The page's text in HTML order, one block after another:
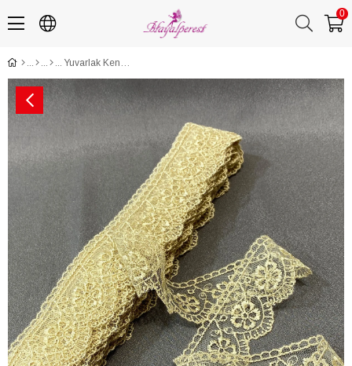
0
Yuvarlak Kenar Güpür Dantel Fisto 9 mt